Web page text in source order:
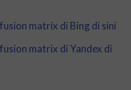
matrix di Bing di sini
matrix di Yandex di